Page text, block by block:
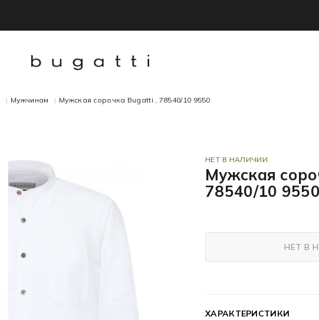
Мужчинам Мужская сорочка Bugatti , 78540/10 9550
НЕТ В НАЛИЧИИ
Мужская
78540/10 9550
НЕТ В
ХАРАКТЕРИСТИКИ